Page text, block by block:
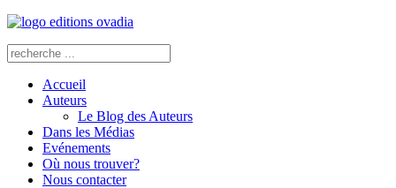
Accueil
Auteurs
Le Blog des Auteurs
Dans les Médias
Evénements
Où nous trouver?
Nous contacter